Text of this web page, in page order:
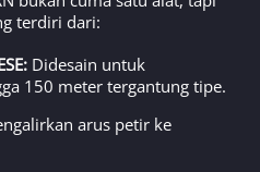
terdiri dari:
Didesain untuk
150 meter tergantung tipe.
arus petir ke